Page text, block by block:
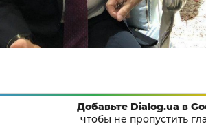
Добавьте Dialog.ua в
чтобы не пропустить